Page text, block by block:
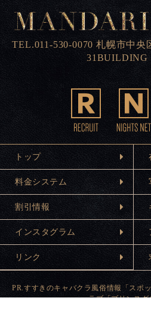
TEL.011-530-0070 札幌市中
31BUILDING
トップ
料金システム
割引情報
インスタグラム
リンク
PR.すすきのキャバクラ風俗情報「スポッ
ラブ「プリンスグ